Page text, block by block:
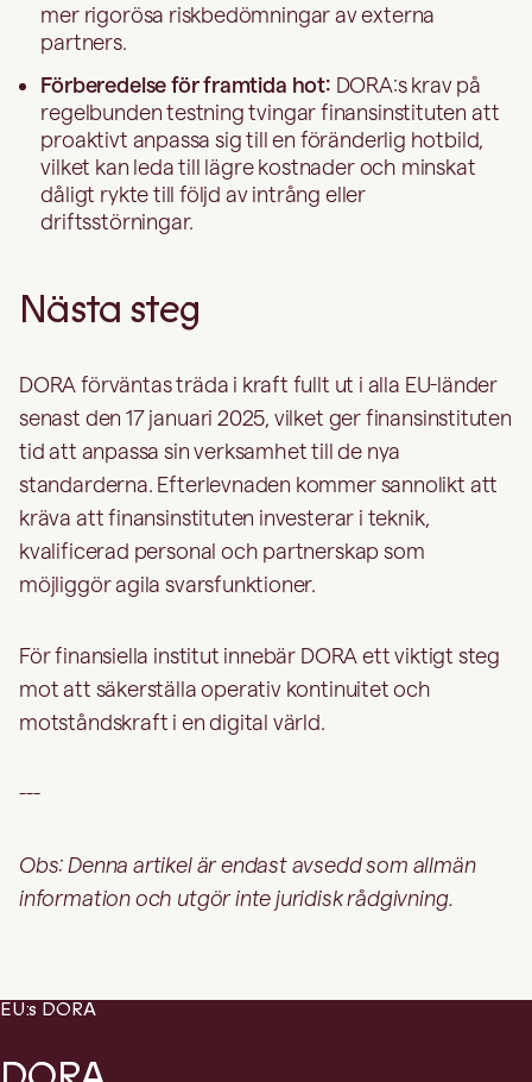
mer rigorösa riskbedömningar av externa
partners.
Förberedelse för framtida hot: DORA:s krav på
regelbunden testning tvingar finansinstituten att
proaktivt anpassa sig till en föränderlig hotbild,
vilket kan leda till lägre kostnader och minskat
dåligt rykte till följd av intrång eller
driftsstörningar.
Nästa steg
DORA förväntas träda i kraft fullt ut i alla EU-länder
senast den 17 januari 2025, vilket ger finansinstituten
tid att anpassa sin verksamhet till de nya
standarderna. Efterlevnaden kommer sannolikt att
kräva att finansinstituten investerar i teknik,
kvalificerad personal och partnerskap som
möjliggör agila svarsfunktioner.
För finansiella institut innebär DORA ett viktigt steg
mot att säkerställa operativ kontinuitet och
motståndskraft i en digital värld.
---
Obs: Denna artikel är endast avsedd som allmän
information och utgör inte juridisk rådgivning.
EU:s DORA